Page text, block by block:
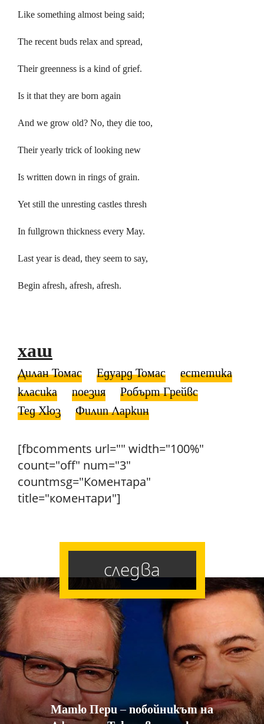
Like something almost being said;
The recent buds relax and spread,
Their greenness is a kind of grief.
Is it that they are born again
And we grow old? No, they die too,
Their yearly trick of looking new
Is written down in rings of grain.
Yet still the unresting castles thresh
In fullgrown thickness every May.
Last year is dead, they seem to say,
Begin afresh, afresh, afresh.
хаш
Дилан Томас Едуард Томас
естетика
класика
поезия
Робърт Грейвс
Тед Хюз
Филип Ларкин
[fbcomments url="" width="100%"
count="off" num="3"
countmsg="Коментара"
title="коментари"]
следва
Матю Пери – побойникът на